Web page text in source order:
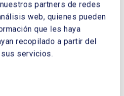
partners de redes
web, quienes pueden
que les haya
recopilado a partir del
sus servicios.